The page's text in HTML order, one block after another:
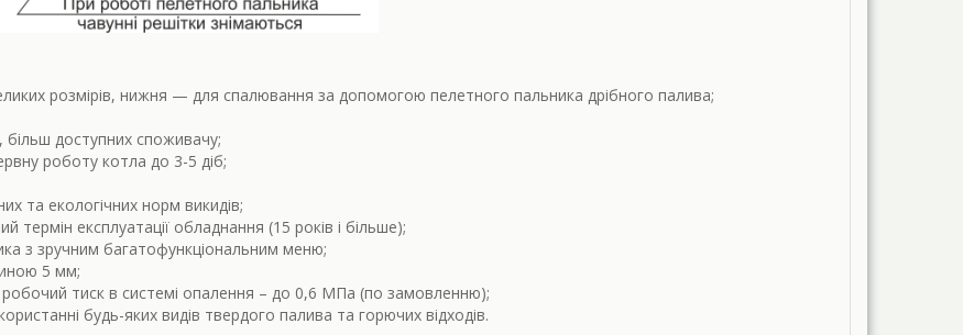
розмірів, нижня — для спалювання за допомогою пелетного пальника дрібного палива;
більш доступних споживачу;
роботу котла до 3-5 діб;
та екологічних норм викидів;
термін експлуатації обладнання (15 років і більше);
з зручним багатофункціональним меню;
5 мм;
робочий тиск в системі опалення – до 0,6 МПа (по замовленню);
будь-яких видів твердого палива та горючих відходів.